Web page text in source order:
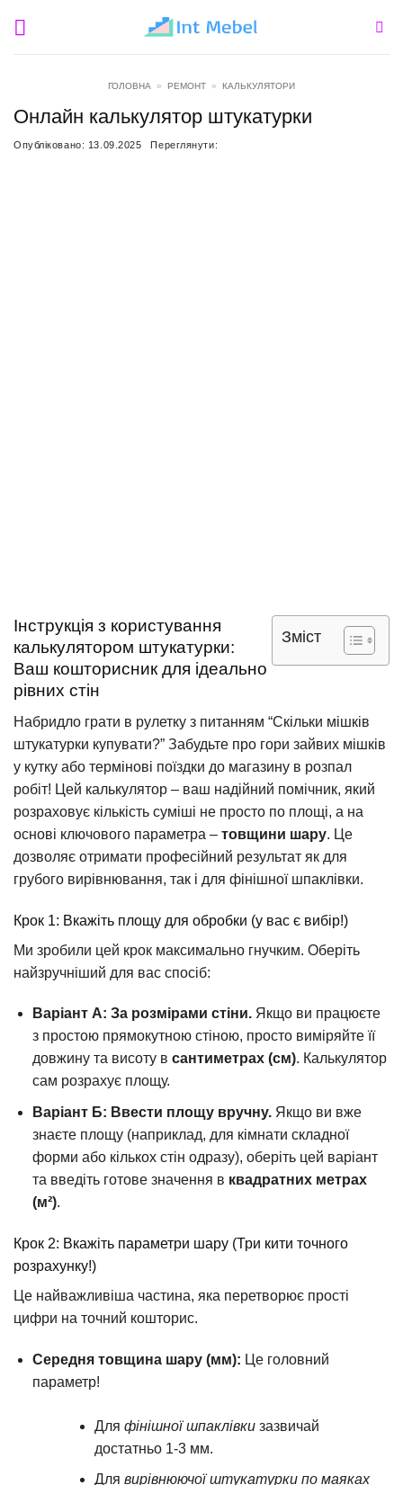
ГОЛОВНА » РЕМОНТ » КАЛЬКУЛЯТОРИ
Онлайн калькулятор штукатурки
Опубліковано: 13.09.2025 Переглянути:
Зміст
Інструкція з користування
калькулятором штукатурки:
Ваш кошторисник для ідеально
рівних стін
Набридло грати в рулетку з питанням “Скільки мішків
штукатурки купувати?” Забудьте про гори зайвих мішків
у кутку або термінові поїздки до магазину в розпал
робіт! Цей калькулятор – ваш надійний помічник, який
розраховує кількість суміші не просто по площі, а на
основі ключового параметра – товщини шару. Це
дозволяє отримати професійний результат як для
грубого вирівнювання, так і для фінішної шпаклівки.
Крок 1: Вкажіть площу для обробки (у вас є вибір!)
Ми зробили цей крок максимально гнучким. Оберіть
найзручніший для вас спосіб:
Варіант А: За розмірами стіни.Якщо ви працюєте
з простою прямокутною стіною, просто виміряйте її
довжину та висоту в сантиметрах (см). Калькулятор
сам розрахує площу.
Варіант Б: Ввести площу вручну.Якщо ви вже
знаєте площу (наприклад, для кімнати складної
форми або кількох стін одразу), оберіть цей варіант
та введіть готове значення в квадратних метрах
(м²).
Крок 2: Вкажіть параметри шару (Три кити точного
розрахунку!)
Це найважливіша частина, яка перетворює прості
цифри на точний кошторис.
Середня товщина шару (мм): Це головний
параметр!
Для фінішної шпаклівкизазвичай
достатньо 1-3 мм.
Для вирівнюючої штукатурки по маяках